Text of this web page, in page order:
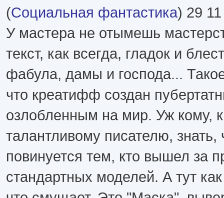
(Социальная фантастика) 29 11
У мастера не отымешь
текст, как всегда, гладок и
фабула, дамы и господа...
что креатифф создан
озлобленным на мир. Уж кому,
талантливому писателю, знать,
повинуется тем, кто вышел за
стандартных моделей. А тут